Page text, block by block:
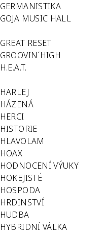
GERMANISTIKA
GOJA MUSIC HALL
GREAT RESET
GROOVIN´HIGH
H.E.A.T.
HARLEJ
HÁZENÁ
HERCI
HISTORIE
HLAVOLAM
HOAX
HODNOCENÍ VÝUKY
HOKEJISTÉ
HOSPODA
HRDINSTVÍ
HUDBA
HYBRIDNÍ VÁLKA